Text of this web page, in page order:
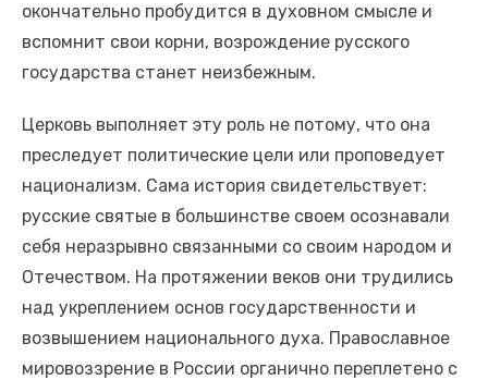
окончательно пробудится в духовном смысле и
вспомнит свои корни, возрождение русского
государства станет неизбежным.
Церковь выполняет эту роль не потому, что она
преследует политические цели или проповедует
национализм. Сама история свидетельствует:
русские святые в большинстве своем осознавали
себя неразрывно связанными со своим народом и
Отечеством. На протяжении веков они трудились
над укреплением основ государственности и
возвышением национального духа. Православное
мировоззрение в России органично переплетено с